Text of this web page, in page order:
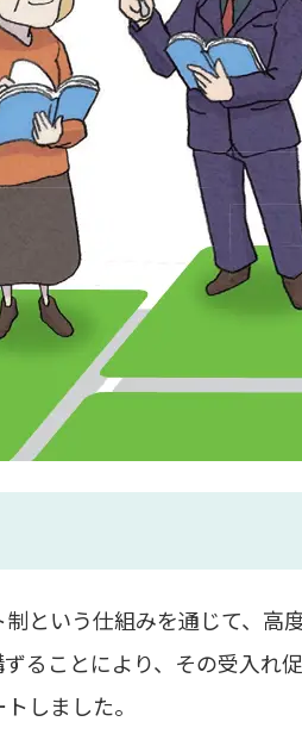
制という仕組みを通じて、
ることにより、その受入れ
しました。